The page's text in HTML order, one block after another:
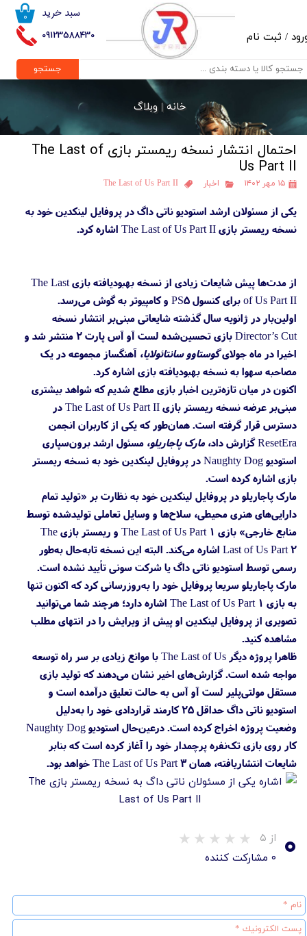
09123588430
۰ سبد خرید
/ ثبت نام
حساب کاربری من
تغییر گذر واژه
خروج از حساب کاربری
جستجو
خانه |وبلاگ
احتمال انتشار نسخه ریمستر بازی The Last of
Us Part II
۱۵ مهر ۱۴۰۲ اخبار The Last of Us Part II
یکی از مسئولان ارشد استودیو ناتی داگ در پروفایل لینکدین خود به
نسخه ریمستر بازی The Last of Us Part II اشاره کرد.
از مدت‌ها پیش شایعات زیادی از نسخه بهبودیافته بازی The Last
of Us Part II برای کنسول PS5 و کامپیوتر به گوش می‌رسد.
اولین‌بار در ژانویه سال گذشته شایعاتی مبنی‌بر انتشار نسخه
Director’s Cut بازی تحسین‌شده لست آو آس پارت ۲ منتشر شد و
اخیرا در ماه جولایگوستاوو سانتائولایا، آهنگساز مجموعه در یک
مصاحبه سهوا به نسخه بهبودیافته بازی اشاره کرد.
اکنون در میان تازه‌ترین اخبار بازی مطلع شدیم که شواهد بیشتری
مبنی‌بر عرضه نسخه ریمستر بازی The Last of Us Part II در
دسترس قرار گرفته است. همان‌طور که یکی از کاربران انجمن
ResetEra گزارش داد،
مارک پاجاریلو، مسئول ارشد برون‌سپاری
استودیو Naughty Dog در پروفایل لینکدین خود به نسخه ریمستر
بازی اشاره کرده است.
مارک پاجاریلو در پروفایل لینکدین خود به نظارت بر «تولید تمام
دارایی‌های هنری محیطی، سلاح‌ها و وسایل تعاملی تولید‌شده توسط
منابع خارجی» بازی The Last of Us Part 1 و ریمستر بازی The
Last of Us Part 2 اشاره می‌کند. البته این نسخه تابه‌حال به‌‌طور
رسمی توسط استودیو ناتی داگ یا شرکت سونی تأیید نشده است.
مارک پاجاریلو سریعا پروفایل خود را به‌روزرسانی کرد که اکنون تنها
به بازی The Last of Us Part 1 اشاره دارد؛ هرچند شما می‌توانید
تصویری از پروفایل لینکدین او پیش از ویرایش را در انتهای مطلب
مشاهده کنید.
ظاهرا پروژه دیگر The Last of Us با موانع زیادی بر سر راه توسعه
مواجه شده است. گزارش‌های اخیر نشان می‌دهند که تولید بازی
مستقل مولتی‌پلیر لست آو آس به حالت تعلیق درآمده است و
استودیو ناتی داگ حداقل ۲۵ کارمند قراردادی خود را به‌دلیل
وضعیت پروژه اخراج کرده است. درعین‌حال استودیو Naughty Dog
کار روی بازی تک‌نفره پرچمدار خود را آغاز کرده است که بنابر
شایعات انتشاریافته، همان The Last of Us Part 3 خواهد بود.
۰ از ۵
۰ مشارکت کننده